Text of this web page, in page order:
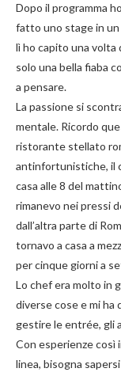
Dopo il programma
fatto uno stage in
lì ho capito una volta
solo una bella fiaba
a pensare.
La passione si
mentale. Ricordo
ristorante stellato
antinfortunistiche, il
casa alle 8 del
rimanevo nei pressi
dall’altra parte di
tornavo a casa a
per cinque giorni a
Lo chef era molto in
diverse cose e mi ha
gestire le entrée, gli
Con esperienze così
linea, bisogna